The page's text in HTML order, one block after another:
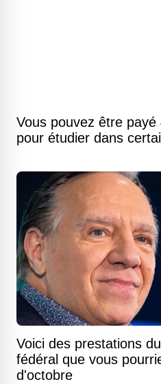
Vous pouvez être
pour étudier dans
Voici des prestations
fédéral que vous
d'octobre